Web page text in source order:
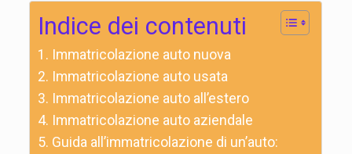
Indice dei contenuti
Immatricolazione auto nuova
Immatricolazione auto usata
Immatricolazione auto all’estero
Immatricolazione auto aziendale
Guida all’immatricolazione di un’auto: